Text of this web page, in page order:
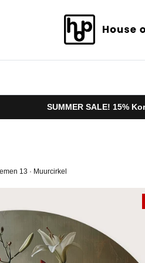
SUMMER SALE! 15%
13 · Muurcirkel